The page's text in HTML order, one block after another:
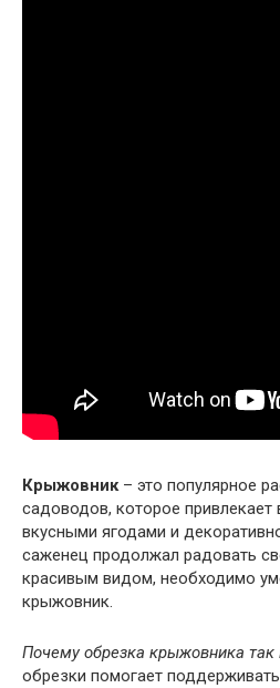
Крыжовник– это популярное
садоводов, которое привлекает
вкусными ягодами и
саженец продолжал радовать
красивым видом, необходимо
крыжовник.
Почему обрезка крыжовника так
обрезки помогает